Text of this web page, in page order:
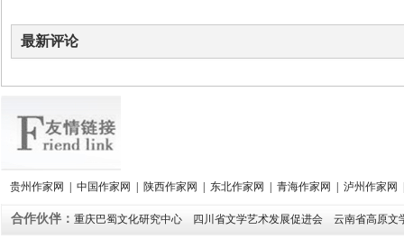
最新评论
贵州作家网 | 中国作家网 | 陕西作家网 | 东北作家网 | 青海作家网 | 泸州作家网
合作伙伴： 重庆巴蜀文化研究中心 四川省文学艺术发展促进会 云南省高原文